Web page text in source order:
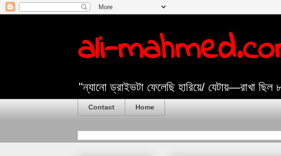
ali-
"ন্যানো ড্রাইভটা ফেলেছি হারিয়ে/ যেটায়—রাখা
Contact Home